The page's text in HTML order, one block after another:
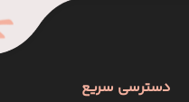
دسترسی سریع